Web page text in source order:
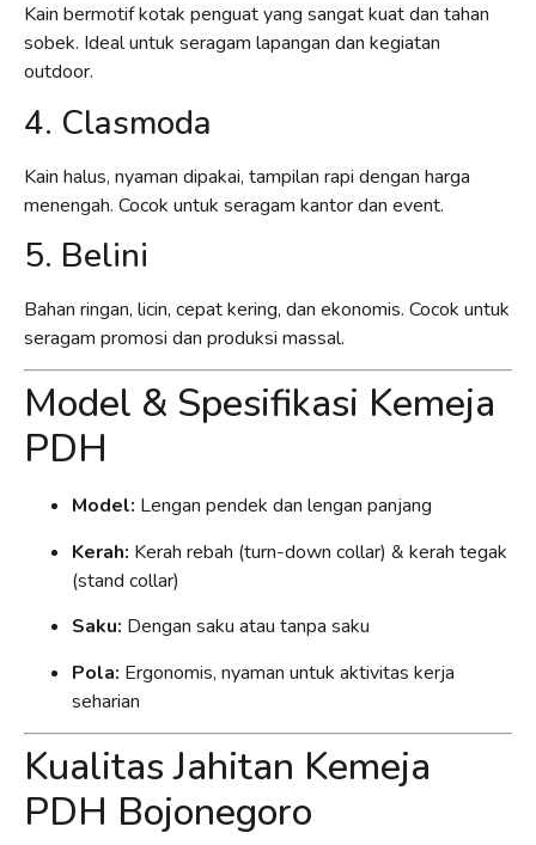
Kain bermotif kotak penguat yang sangat kuat dan tahan
sobek. Ideal untuk seragam lapangan dan kegiatan
outdoor.
4. Clasmoda
Kain halus, nyaman dipakai, tampilan rapi dengan harga
menengah. Cocok untuk seragam kantor dan event.
5. Belini
Bahan ringan, licin, cepat kering, dan ekonomis. Cocok untuk
seragam promosi dan produksi massal.
Model & Spesifikasi Kemeja
PDH
Model: Lengan pendek dan lengan panjang
Kerah: Kerah rebah (turn-down collar) & kerah tegak
(stand collar)
Saku: Dengan saku atau tanpa saku
Pola: Ergonomis, nyaman untuk aktivitas kerja
seharian
Kualitas Jahitan Kemeja
PDH Bojonegoro